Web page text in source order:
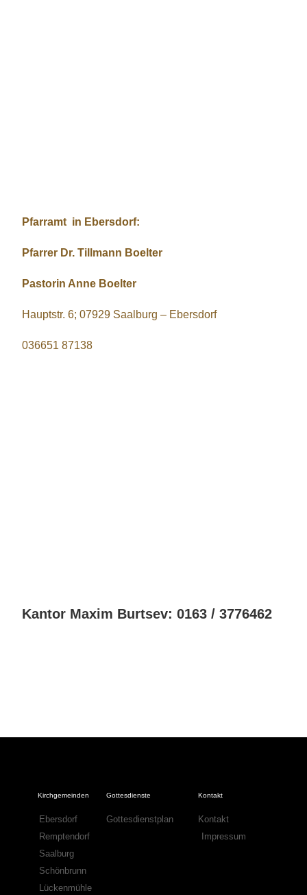
Pfarramt in Ebersdorf:
Pfarrer Dr. Tillmann Boelter
Pastorin Anne Boelter
Hauptstr. 6; 07929 Saalburg – Ebersdorf
036651 87138
Kantor Maxim Burtsev: 0163 / 3776462
Kirchgemeinden
Ebersdorf
Remptendorf
Saalburg
Schönbrunn
Lückenmühle
Gottesdienste
Gottesdienstplan
Kontakt
Kontakt
Impressum